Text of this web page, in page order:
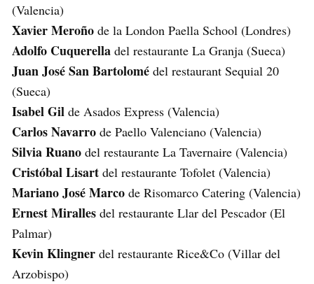
(Valencia)
Xavier Meroño de la London Paella School (Londres)
Adolfo Cuquerella del restaurante La Granja (Sueca)
Juan José San Bartolomé del restaurant Sequial 20
(Sueca)
Isabel Gil de Asados Express (Valencia)
Carlos Navarro de Paello Valenciano (Valencia)
Silvia Ruano del restaurante La Tavernaire (Valencia)
Cristóbal Lisart del restaurante Tofolet (Valencia)
Mariano José Marco de Risomarco Catering (Valencia)
Ernest Miralles del restaurante Llar del Pescador (El
Palmar)
Kevin Klingner del restaurante Rice&Co (Villar del
Arzobispo)